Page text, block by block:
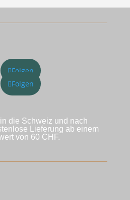
Folgen
Folgen
die Schweiz und nach
Lieferung ab einem
von 60 CHF.